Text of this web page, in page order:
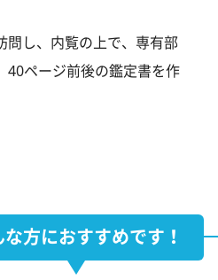
問し、内覧の上で、専有部
40ページ前後の鑑定書を作
な方におすすめです！